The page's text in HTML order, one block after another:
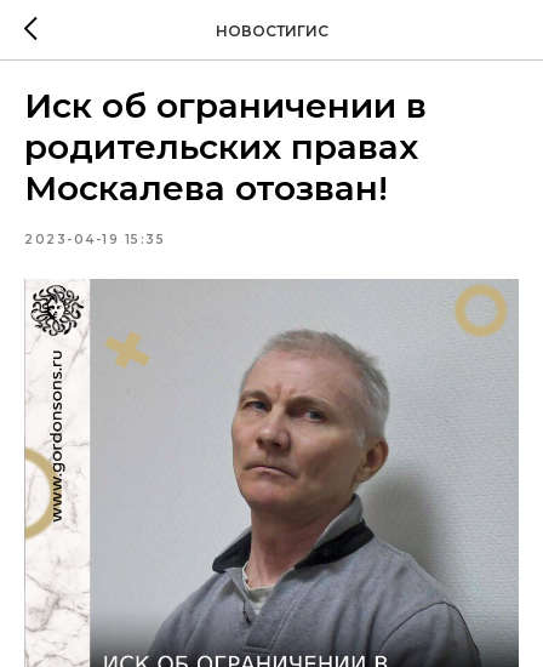
НОВОСТИГИС
Иск об ограничении в
родительских правах
Москалева отозван!
2023-04-19 15:35